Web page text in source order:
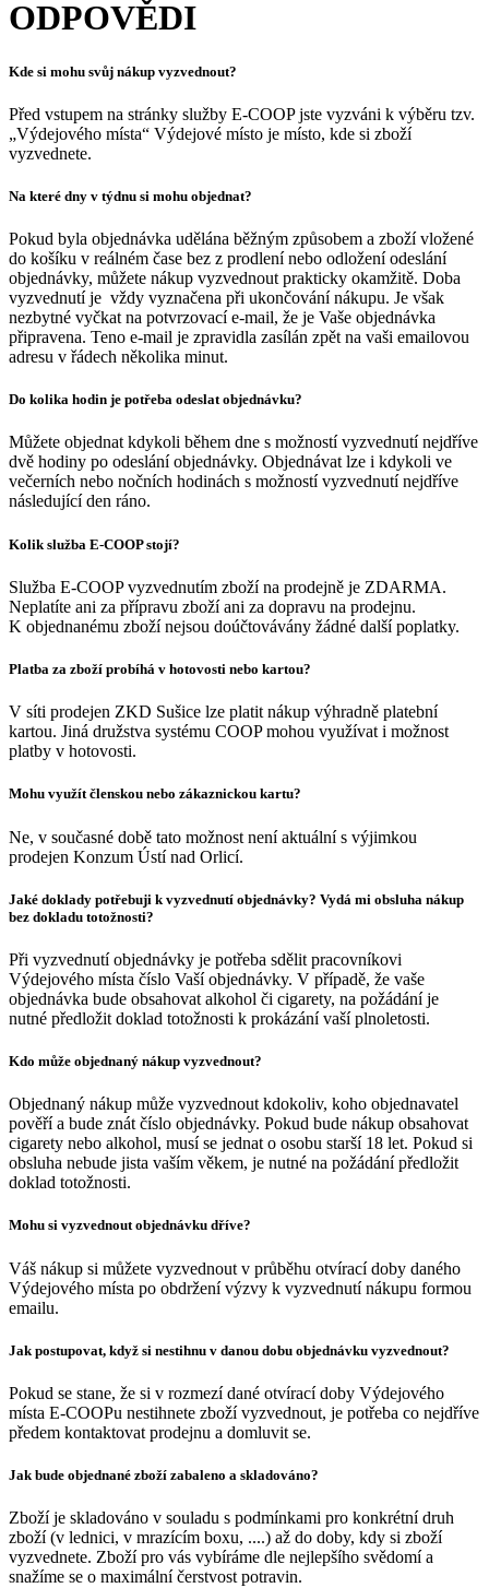
ODPOVĚDI
Kde si mohu svůj nákup vyzvednout?
Před vstupem na stránky služby E-COOP jste vyzváni k výběru tzv.
„Výdejového místa“ Výdejové místo je místo, kde si zboží
vyzvednete.
Na které dny v týdnu si mohu objednat?
Pokud byla objednávka udělána běžným způsobem a zboží vložené
do košíku v reálném čase bez z prodlení nebo odložení odeslání
objednávky, můžete nákup vyzvednout prakticky okamžitě. Doba
vyzvednutí je vždy vyznačena při ukončování nákupu. Je však
nezbytné vyčkat na potvrzovací e-mail, že je Vaše objednávka
připravena. Teno e-mail je zpravidla zasílán zpět na vaši emailovou
adresu v řádech několika minut.
Do kolika hodin je potřeba odeslat objednávku?
Můžete objednat kdykoli během dne s možností vyzvednutí nejdříve
dvě hodiny po odeslání objednávky. Objednávat lze i kdykoli ve
večerních nebo nočních hodinách s možností vyzvednutí nejdříve
následující den ráno.
Kolik služba E-COOP stojí?
Služba E-COOP vyzvednutím zboží na prodejně je ZDARMA.
Neplatíte ani za přípravu zboží ani za dopravu na prodejnu.
K objednanému zboží nejsou doúčtovávány žádné další poplatky.
Platba za zboží probíhá v hotovosti nebo kartou?
V síti prodejen ZKD Sušice lze platit nákup výhradně platební
kartou. Jiná družstva systému COOP mohou využívat i možnost
platby v hotovosti.
Mohu využít členskou nebo zákaznickou kartu?
Ne, v současné době tato možnost není aktuální s výjimkou
prodejen Konzum Ústí nad Orlicí.
Jaké doklady potřebuji k vyzvednutí objednávky? Vydá mi obsluha nákup
bez dokladu totožnosti?
Při vyzvednutí objednávky je potřeba sdělit pracovníkovi
Výdejového místa číslo Vaší objednávky. V případě, že vaše
objednávka bude obsahovat alkohol či cigarety, na požádání je
nutné předložit doklad totožnosti k prokázání vaší plnoletosti.
Kdo může objednaný nákup vyzvednout?
Objednaný nákup může vyzvednout kdokoliv, koho objednavatel
pověří a bude znát číslo objednávky. Pokud bude nákup obsahovat
cigarety nebo alkohol, musí se jednat o osobu starší 18 let. Pokud si
obsluha nebude jista vaším věkem, je nutné na požádání předložit
doklad totožnosti.
Mohu si vyzvednout objednávku dříve?
Váš nákup si můžete vyzvednout v průběhu otvírací doby daného
Výdejového místa po obdržení výzvy k vyzvednutí nákupu formou
emailu.
Jak postupovat, když si nestihnu v danou dobu objednávku vyzvednout?
Pokud se stane, že si v rozmezí dané otvírací doby Výdejového
místa E-COOPu nestihnete zboží vyzvednout, je potřeba co nejdříve
předem kontaktovat prodejnu a domluvit se.
Jak bude objednané zboží zabaleno a skladováno?
Zboží je skladováno v souladu s podmínkami pro konkrétní druh
zboží (v lednici, v mrazícím boxu, ....) až do doby, kdy si zboží
vyzvednete. Zboží pro vás vybíráme dle nejlepšího svědomí a
snažíme se o maximální čerstvost potravin.